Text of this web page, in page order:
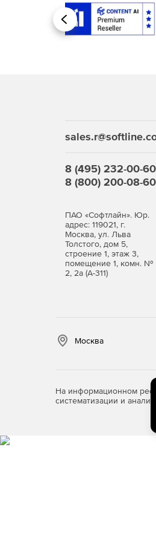
Лимиты и
Ускорение
Улучшение
Расширение
сценарии
доставки,
Приобретайте API
Назад
8 (495) 232-00-60
8 (800) 200-08-60
ПАО «Софтлайн». Юр.
адрес: 119021, г.
Москва, ул. Льва
Толстого, дом 5,
строение 1, этаж 3,
помещение 1, комн. №
2, 2а (А-311)
Москва
На информационном
систематизации и